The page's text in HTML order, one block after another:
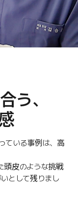
う、
ている事例は、高
頭皮のような挑戦
として残りまし